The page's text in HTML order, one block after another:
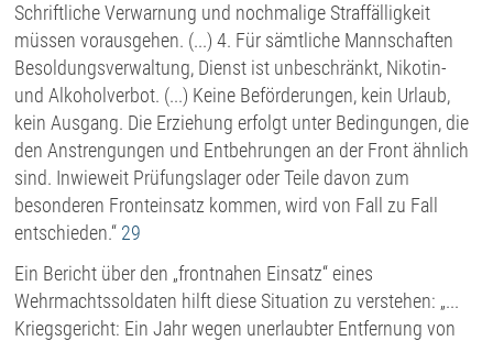
Schriftliche Verwarnung und nochmalige Straffälligkeit
müssen vorausgehen. (...) 4. Für sämtliche Mannschaften
Besoldungsverwaltung, Dienst ist unbeschränkt, Nikotin-
und Alkoholverbot. (...) Keine Beförderungen, kein Urlaub,
kein Ausgang. Die Erziehung erfolgt unter Bedingungen, die
den Anstrengungen und Entbehrungen an der Front ähnlich
sind. Inwieweit Prüfungslager oder Teile davon zum
besonderen Fronteinsatz kommen, wird von Fall zu Fall
entschieden.“ 29
Ein Bericht über den „frontnahen Einsatz“ eines
Wehrmachtssoldaten hilft diese Situation zu verstehen: „...
Kriegsgericht: Ein Jahr wegen unerlaubter Entfernung von